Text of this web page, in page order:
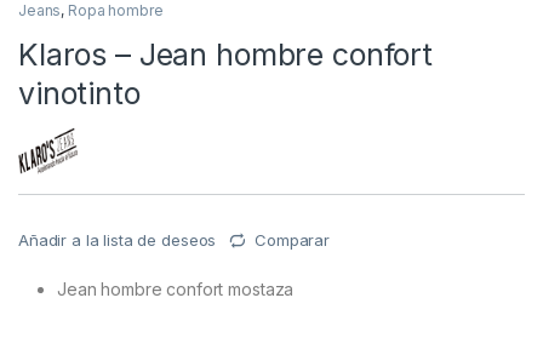
Jeans, Ropa hombre
Klaros – Jean hombre confort
vinotinto
Añadir a la lista de deseos Comparar
Jean hombre confort mostaza